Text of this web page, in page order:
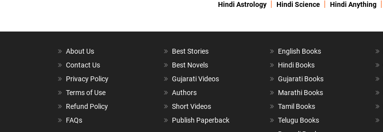
Hindi Astrology
Hindi Science Hindi Anything
About Us
Contact Us
Privacy Policy
Terms of Use
Refund Policy
FAQs
Best Stories
Best Novels
Gujarati Videos
Authors
Short Videos
Publish Paperback
English Books
Hindi Books
Gujarati Books
Marathi Books
Tamil Books
Telugu Books